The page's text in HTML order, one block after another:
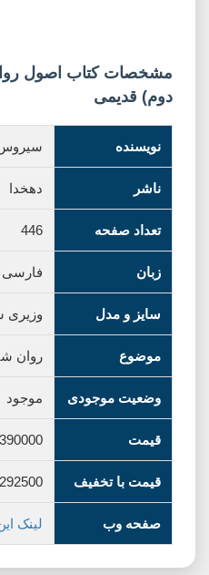
مشخصات کتاب اصول
دوم) قدیمی
نویسنده
ناشر دهخدا
تعداد صفحه 446
زبان فارسی
سایز و مدل وزیری
موضوع روان
وضعیت موجودی موجود
قیمت 390000
قیمت با تخفیف 292500
صفحه وب لینک